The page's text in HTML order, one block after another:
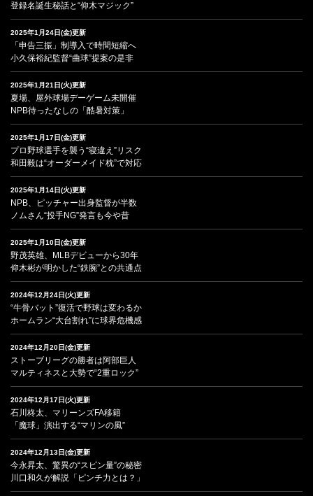
登録名誕生秘話と“仰木マジック”
2025年1月24日(金)更新
「申告三振」制導入で時間短縮へ
小久保裕紀監督“曲球”提案の是非
2025年1月21日(火)更新
夏場、屋外球場デーゲーム未開催
NPB待ったなしの「酷暑対策」
2025年1月17日(金)更新
プロ野球選手を襲う“寝違え”リスク
和田毅は“オーダーメイド枕”で対応
2025年1月14日(火)更新
NPB、ピッチャー出身監督が半数
ノムさん“投手NG”発言も今や昔
2025年1月10日(金)更新
野茂英雄、MLBデビューから30年
仰木彬が明かした“鉄腕”との共通点
2024年12月24日(火)更新
“牛骨バット”復活で野球は変わるか
ホームラン“大台割れ”に球界危機感
2024年12月20日(金)更新
ストーブリーグの勝者は阿部巨人
マルティネスと大勢で“2重ロック”
2024年12月17日(火)更新
石川柊太、マリーンズFA移籍
「魔球」演出する“マリンの風”
2024年12月13日(金)更新
今永昇太、驚異の“スピン量”の秘密
川口和久が解説「ピンチ力とは？」